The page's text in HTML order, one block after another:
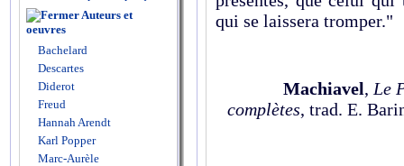
Auteurs et
oeuvres
Bachelard
Descartes
Diderot
Freud
Hannah Arendt
Karl Popper
Marc-Aurèle
qui se laissera tromper."
Machiavel, Le
complètes, trad. E.